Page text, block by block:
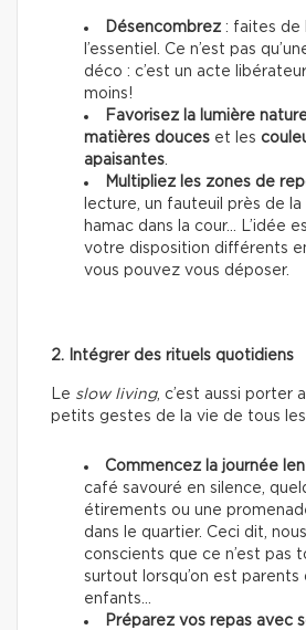
Désencombrez : faites de
l’essentiel. Ce n’est pas
déco : c’est un acte
moins!
Favorisez la lumière
matières douces et les
apaisantes
Multipliez les zones de
lecture, un fauteuil près de
hamac dans la cour… L’idée
votre disposition différents
vous pouvez vous déposer.
2. Intégrer des rituels quotidiens
Le slow living, c’est aussi porter
petits gestes de la vie de tous les
Commencez la journée
café savouré en silence,
étirements ou une
dans le quartier. Ceci dit,
conscients que ce n’est pas
surtout lorsqu’on est parents
enfants…
Préparez vos repas avec